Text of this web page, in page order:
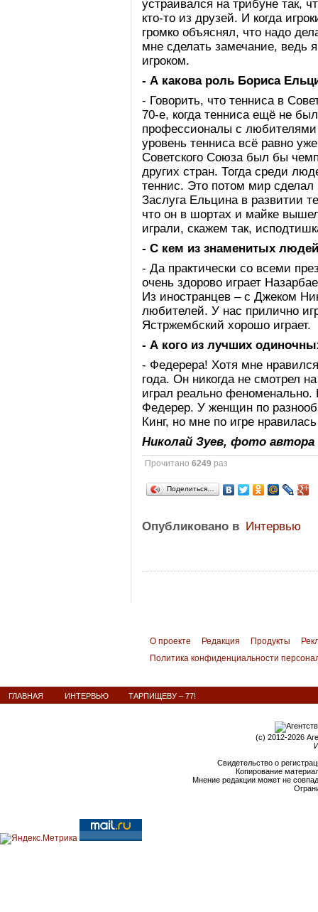
устраивался на трибуне так,
кто-то из друзей. И когда
громко объяснял, что надо
мне сделать замечание, ведь
игроком.
- А какова роль Бориса
- Говорить, что тенниса в
70-е, когда тенниса ещё не
профессионалы с
уровень тенниса всё равно
Советского Союза был бы
других стран. Тогда среди
теннис. Это потом мир
Заслуга Ельцина в развитии
что он в шортах и майке
играли, скажем так,
- С кем из знаменитых
- Да практически со всеми
очень здорово играет
Из иностранцев – с Джеком
любителей. У нас прилично
Ястржембский хорошо играет.
- А кого из лучших
- Федерера! Хотя мне
года. Он никогда не смотрел
играл реально феноменально.
Федерер. У женщин по
Кинг, но мне по игре
Николай Зуев, фото автора
Прочитано6249 раз
Поделиться…
Опубликовано в Интервью
О проекте Редакция Продукты
Политика конфиденциальности
ГЛАВНАЯ ИНТЕРВЬЮ ТАРПИЩЕВУ – 77!
(c) 2012-2026
Свидетельство о
Копирование
Мнение редакции может не